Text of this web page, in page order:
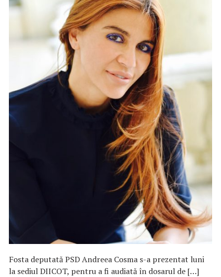
Fosta deputată PSD Andreea Cosma s-a prezentat luni
la sediul DIICOT, pentru a fi audiată în dosarul de […]